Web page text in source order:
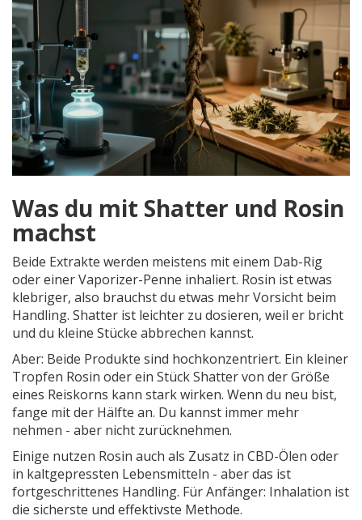
Was du mit Shatter und Rosin
machst
Beide Extrakte werden meistens mit einem Dab-Rig
oder einer Vaporizer-Penne inhaliert. Rosin ist etwas
klebriger, also brauchst du etwas mehr Vorsicht beim
Handling. Shatter ist leichter zu dosieren, weil er bricht
und du kleine Stücke abbrechen kannst.
Aber: Beide Produkte sind hochkonzentriert. Ein kleiner
Tropfen Rosin oder ein Stück Shatter von der Größe
eines Reiskorns kann stark wirken. Wenn du neu bist,
fange mit der Hälfte an. Du kannst immer mehr
nehmen - aber nicht zurücknehmen.
Einige nutzen Rosin auch als Zusatz in CBD-Ölen oder
in kaltgepressten Lebensmitteln - aber das ist
fortgeschrittenes Handling. Für Anfänger: Inhalation ist
die sicherste und effektivste Methode.